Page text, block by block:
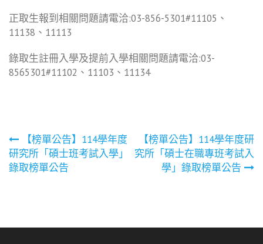
正取生報到相關問題請電洽:03-856-5301#11105、
11138、11113
錄取生註冊入學及提前入學相關問題請電洽:03-
8565301#11102、11103、11134
文
章
覽
【榜單公告】114學年度
研究所「碩士班考試入學」
錄取榜單公告
【榜單公告】114學年度研
究所「碩士在職專班考試入
學」錄取榜單公告